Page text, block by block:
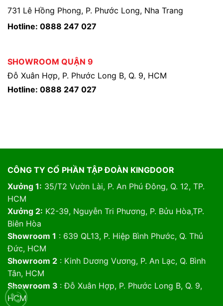
731 Lê Hồng Phong, P. Phước Long, Nha Trang
Hotline: 0888 247 027
SHOWROOM QUẬN 9
Đỗ Xuân Hợp, P. Phước Long B, Q. 9, HCM
Hotline: 0888 247 027
CÔNG TY CỔ PHẦN TẬP ĐOÀN KINGDOOR
Xưởng 1: 35/T2 Vườn Lài, P. An Phú Đông, Q. 12, TP.
HCM
Xưởng 2: K2-39, Nguyễn Tri Phương, P. Bửu Hòa,TP.
Biên Hòa
Showroom 1 : 639 QL13, P. Hiệp Bình Phước, Q. Thủ
Đức, HCM
Showroom 2: Kinh Dương Vương, P. An Lạc, Q. Bình
Tân, HCM
Showroom 3 : Đỗ Xuân Hợp, P. Phước Long B, Q. 9,
HCM